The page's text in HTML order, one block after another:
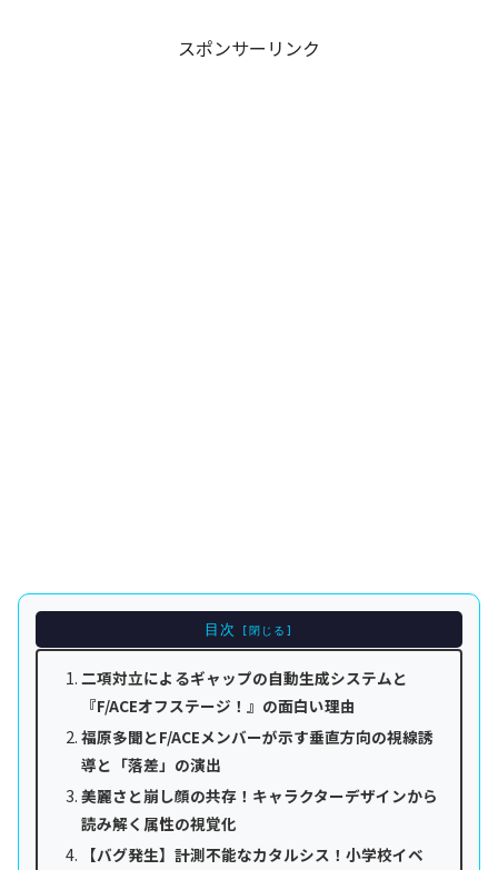
スポンサーリンク
目次
二項対立によるギャップの自動生成システムと
『F/ACEオフステージ！』の面白い理由
福原多聞とF/ACEメンバーが示す垂直方向の視線誘
導と「落差」の演出
美麗さと崩し顔の共存！キャラクターデザインから
読み解く属性の視覚化
【バグ発生】計測不能なカタルシス！小学校イベ